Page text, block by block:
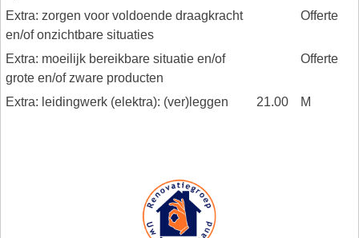
Extra: zorgen voor voldoende draagkracht
en/of onzichtbare situaties
Offerte
Extra: moeilijk bereikbare situatie en/of
grote en/of zware producten
Offerte
Extra: leidingwerk (elektra): (ver)leggen 21.00 M